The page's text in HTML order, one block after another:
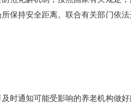
保持安全距离。联合有关部门依
通知可能受影响的养老机构做